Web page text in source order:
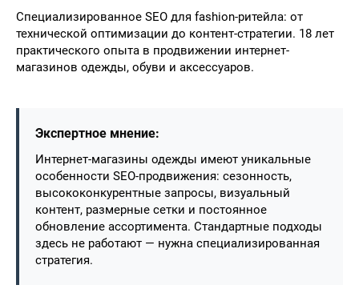
Специализированное SEO для fashion-ритейла: от
технической оптимизации до контент-стратегии. 18 лет
практического опыта в продвижении интернет-
магазинов одежды, обуви и аксессуаров.
Экспертное мнение:
Интернет-магазины одежды имеют уникальные
особенности SEO-продвижения: сезонность,
высококонкурентные запросы, визуальный
контент, размерные сетки и постоянное
обновление ассортимента. Стандартные подходы
здесь не работают — нужна специализированная
стратегия.